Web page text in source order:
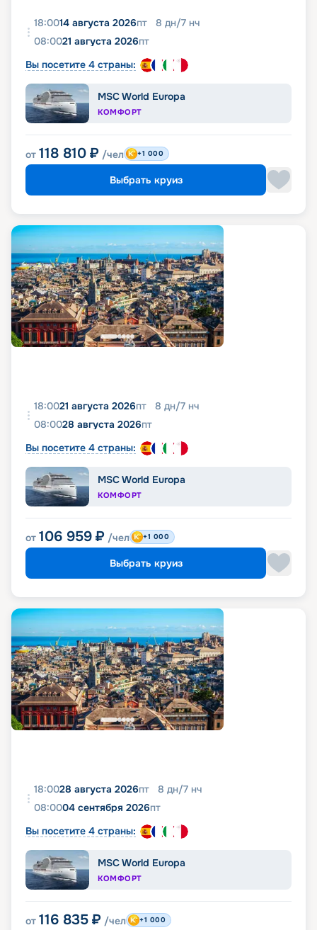
18:0014 августа 2026пт 8 дн/7 нч
08:0021 августа 2026пт
Вы посетите 4 страны:
MSC World Europa
КОМФОРТ
от 118 810 ₽ /чел +1 000
Выбрать круиз
18:0021 августа 2026пт 8 дн/7 нч
08:0028 августа 2026пт
Вы посетите 4 страны:
MSC World Europa
КОМФОРТ
от 106 959 ₽ /чел +1 000
Выбрать круиз
18:0028 августа 2026пт 8 дн/7 нч
08:0004 сентября 2026пт
Вы посетите 4 страны:
MSC World Europa
КОМФОРТ
от 116 835 ₽ /чел +1 000